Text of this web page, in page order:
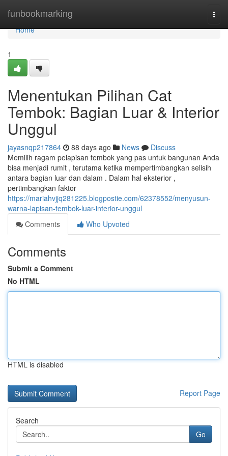
funbookmarking
Home
Home
1
Menentukan Pilihan Cat
Tembok: Bagian Luar & Interior
Unggul
jayasnqp217864 88 days ago News
Discuss
Memilih ragam pelapisan tembok yang pas untuk bangunan Anda
bisa menjadi rumit , terutama ketika mempertimbangkan selisih
antara bagian luar dan dalam . Dalam hal eksterior ,
pertimbangkan faktor
https://mariahvjjq281225.blogpostie.com/62378552/menyusun-
warna-lapisan-tembok-luar-interior-unggul
Comments
Who Upvoted
Comments
Submit a Comment
No HTML
HTML is disabled
Report Page
Search
Go